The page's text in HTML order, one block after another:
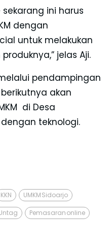
ini harus
dengan
untuk melakukan
jelas Aji.
pendampingan
akan
di Desa
teknologi.
KKN UMKM Sidoarjo
Pemasaran online